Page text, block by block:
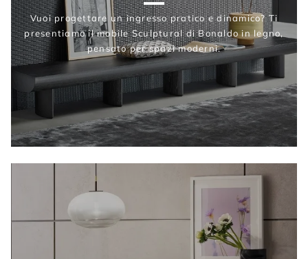
Vuoi progettare un ingresso pratico e dinamico? Ti
presentiamo il mobile Sculptural di Bonaldo in legno,
pensato per spazi moderni.